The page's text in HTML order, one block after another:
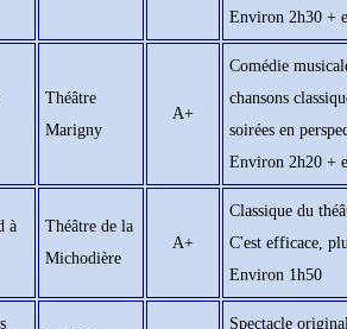
Environ 2h30 +
Théâtre
Marigny
A+
Comédie
chansons
soirées en
Environ 2h20 +
à
Théâtre de la
Michodière
A+
Classique du
C'est efficace,
Environ 1h50
Spectacle